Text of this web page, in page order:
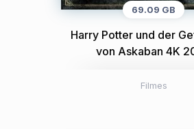
69.09 GB
Harry Potter und der
von Askaban 4K
Filmes